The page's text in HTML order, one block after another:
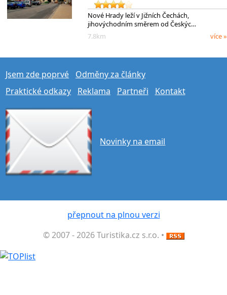
Nové Hrady leží v Jižních Čechách,
jihovýchodním směrem od Českýc…
7.8km
více »
Jsem zde poprvé
Odměny za články
Praktické odkazy
Reklama Partneři Kontakt
Novinky na email
přepnout na plnou verzi
© 2007 - 2026 Turistika.cz s.r.o. •